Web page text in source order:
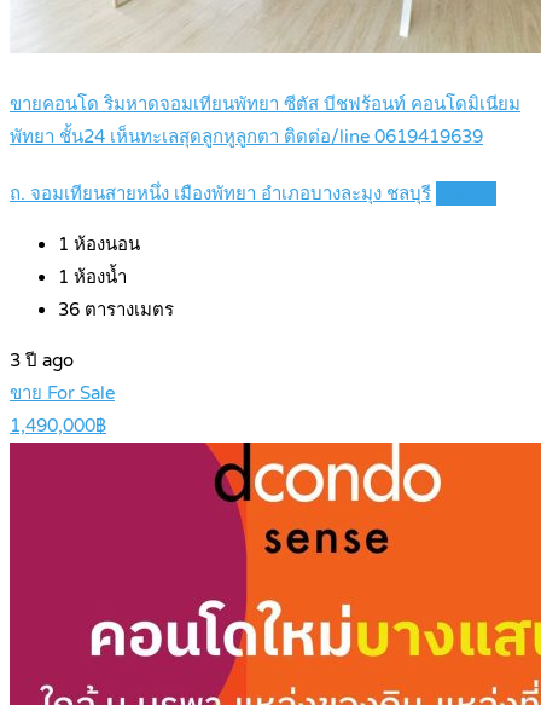
ขายคอนโด ริมหาดจอมเทียนพัทยา ซีตัส บีชฟร้อนท์ คอนโดมิเนียม
พัทยา ชั้น24 เห็นทะเลสุดลูกหูลูกตา ติดต่อ/line 0619419639
ถ. จอมเทียนสายหนึ่ง เมืองพัทยา อำเภอบางละมุง ชลบุรี
1 ห้องนอน
1 ห้องน้ำ
36 ตารางเมตร
3 ปี ago
ขาย For Sale
1,490,000฿